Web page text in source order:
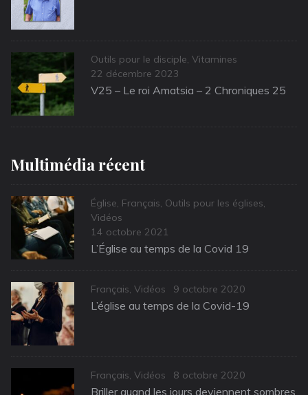
Categories
Outils pour le disciple, Vitamines
Posted
on
22 décembre 2023
V25 – Le roi Amatsia – 2 Chroniques 25
Multimédia récent
Categories
Église, Français, Outils pour les églises,
Vidéos
Posted
on
14 octobre 2021
L’Église au temps de la Covid 19
Categories
Français, Vidéos
Posted
on
9 octobre 2020
L’église au temps de la Covid-19
Categories
Français, Vidéos
Posted
on
8 octobre 2020
Briller quand les jours deviennent sombres